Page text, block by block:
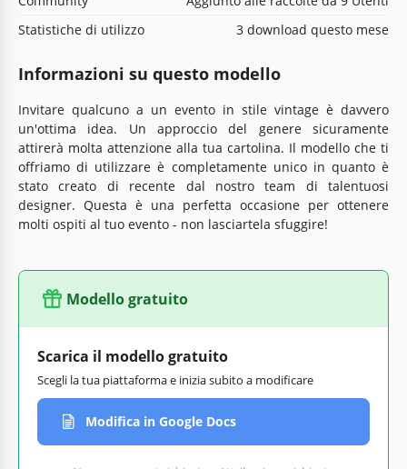
Statistiche di utilizzo
3 download questo mese
Informazioni su questo modello
Invitare qualcuno a un evento in stile vintage è davvero
un'ottima idea. Un approccio del genere sicuramente
attirerà molta attenzione alla tua cartolina. Il modello che ti
offriamo di utilizzare è completamente unico in quanto è
stato creato di recente dal nostro team di talentuosi
designer. Questa è una perfetta occasione per ottenere
molti ospiti al tuo evento - non lasciartela sfuggire!
Modello gratuito
Scarica il modello gratuito
Scegli la tua piattaforma e inizia subito a modificare
Modifica in Google Docs